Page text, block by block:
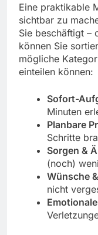
Eine praktikable
sichtbar zu
Sie beschäftigt –
können Sie
mögliche
einteilen können:
Sofort-
Minuten
Planbare
Schritte
Sorgen &
(noch)
Wünsche
nicht